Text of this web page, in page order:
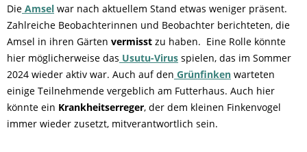
Die Amsel war nach aktuellem Stand etwas weniger präsent.
Zahlreiche Beobachterinnen und Beobachter berichteten, die
Amsel in ihren Gärten vermisst zu haben. Eine Rolle könnte
hier möglicherweise das Usutu-Virus spielen, das im Sommer
2024 wieder aktiv war. Auch auf den Grünfinken warteten
einige Teilnehmende vergeblich am Futterhaus. Auch hier
könnte ein Krankheitserreger, der dem kleinen Finkenvogel
immer wieder zusetzt, mitverantwortlich sein.